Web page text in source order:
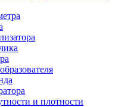
и плотности